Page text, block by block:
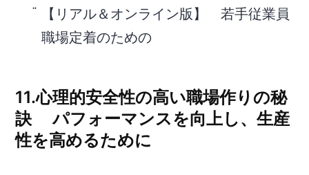
【リアル＆オンライン版】 若手従業員
職場定着のための
11.心理的安全性の高い職場作りの秘
訣 パフォーマンスを向上し、生産
性を高めるために